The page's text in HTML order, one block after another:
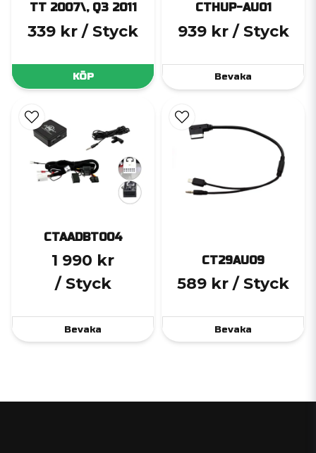
TT 2007\, Q3 2011
339 kr / Styck
KÖP
CTHUP-AU01
939 kr / Styck
Bevaka
CTAADBT004
1 990 kr
/ Styck
Bevaka
CT29AU09
589 kr / Styck
Bevaka